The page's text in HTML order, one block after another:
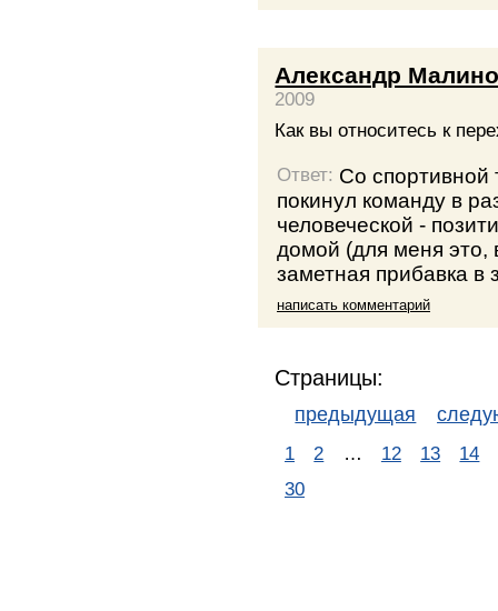
Александр
2009
Как вы относитесь к
Ответ: Со спортивной
покинул команду в
человеческой -
домой (для меня это,
заметная прибавка в
написать комментарий
Страницы:
предыдущая
1 2 … 12 13
14
30